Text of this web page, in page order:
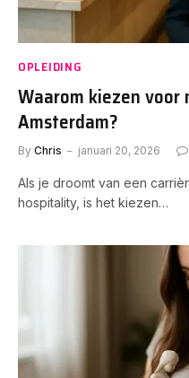
OPLEIDING
Waarom kiezen voor
Amsterdam?
By Chris januari 20, 2026
Als je droomt van een
hospitality, is het kiezen…